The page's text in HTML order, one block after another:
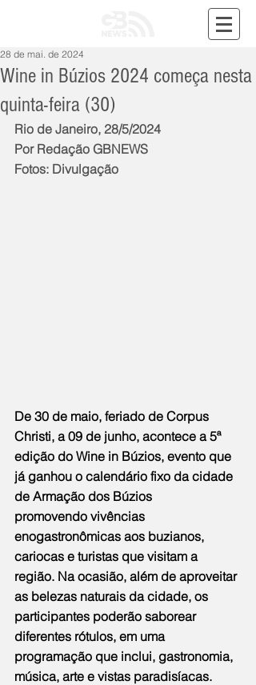
Wine in Búzios 2024 começa nesta
quinta-feira (30)
28 de mai. de 2024
Rio de Janeiro, 28/5/2024
Por Redação GBNEWS
Fotos: Divulgação
De 30 de maio, feriado de Corpus
Christi, a 09 de junho, acontece a 5ª
edição do Wine in Búzios, evento que
já ganhou o calendário fixo da cidade
de Armação dos Búzios
promovendo vivências
enogastronômicas aos buzianos,
cariocas e turistas que visitam a
região. Na ocasião, além de aproveitar
as belezas naturais da cidade, os
participantes poderão saborear
diferentes rótulos, em uma
programação que inclui, gastronomia,
música, arte e vistas paradisíacas.